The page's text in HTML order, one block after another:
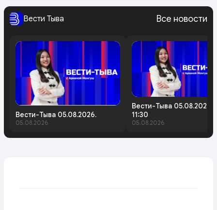
Вести Тыва Все новости
Вести-Тыва 05.08.2026.
05.08.2026
Вести-Тыва 05.08.2026.
11:30
05.08.2026